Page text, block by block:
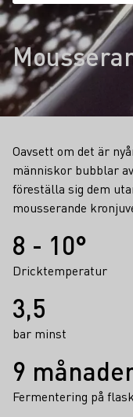
Oavsett om det är
människor bubblar
föreställa sig dem
mousserande
Fakta
8 - 10°
Dricktemperatur
3,5
bar minst
9
Fermentering på